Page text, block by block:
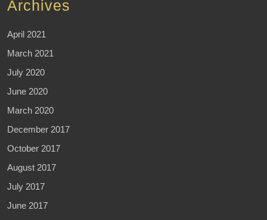
Archives
April 2021
March 2021
July 2020
June 2020
March 2020
December 2017
October 2017
August 2017
July 2017
June 2017